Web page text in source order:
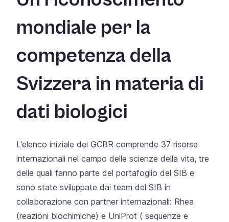
mondiale per la
competenza della
Svizzera in materia di
dati biologici
L'elenco iniziale dei GCBR comprende 37 risorse
internazionali nel campo delle scienze della vita, tre
delle quali fanno parte del portafoglio del SIB e
sono state sviluppate dai team del SIB in
collaborazione con partner internazionali: Rhea
(reazioni biochimiche) e UniProt ( sequenze e